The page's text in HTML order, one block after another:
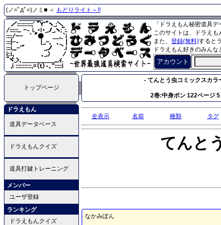
(ノ=ﾟдﾟ=)ノミ■ ＜ もどりライト～!!
「ドラえもん秘密道具
このサイトは、ドラえ
また、 登録(無料)すると
ドラえもん好きのみん
アカウント
トップページ
- てんとう虫コミックスカラ
2巻:中身ポン 122ページ
ドラえもん
道具データベース
ドラえもんクイズ
道具打鍵トレーニング
メンバー
ユーザ登録
ランキング
ドラえもんクイズ
全表示 名前 種類 タグ
てんと
なかみぽん